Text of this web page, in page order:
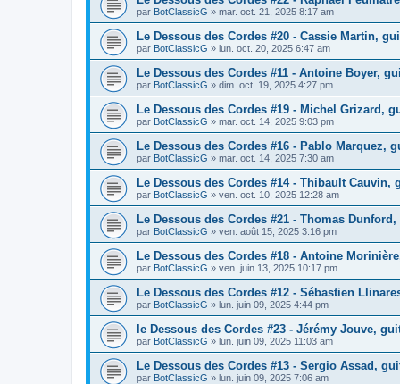
par BotClassicG » mar. oct. 21, 2025 8:17 am
Le Dessous des Cordes #20 - Cassie Martin,
par BotClassicG » lun. oct. 20, 2025 6:47 am
Le Dessous des Cordes #11 - Antoine Boyer,
par BotClassicG » dim. oct. 19, 2025 4:27 pm
Le Dessous des Cordes #19 - Michel Grizard,
par BotClassicG » mar. oct. 14, 2025 9:03 pm
Le Dessous des Cordes #16 - Pablo Marquez,
par BotClassicG » mar. oct. 14, 2025 7:30 am
Le Dessous des Cordes #14 - Thibault Cauvin,
par BotClassicG » ven. oct. 10, 2025 12:28 am
Le Dessous des Cordes #21 - Thomas
par BotClassicG » ven. août 15, 2025 3:16 pm
Le Dessous des Cordes #18 - Antoine
par BotClassicG » ven. juin 13, 2025 10:17 pm
Le Dessous des Cordes #12 - Sébastien
par BotClassicG » lun. juin 09, 2025 4:44 pm
le Dessous des Cordes #23 - Jérémy Jouve,
par BotClassicG » lun. juin 09, 2025 11:03 am
Le Dessous des Cordes #13 - Sergio Assad,
par BotClassicG » lun. juin 09, 2025 7:06 am